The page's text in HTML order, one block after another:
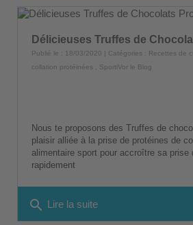
Délicieuses Truffes de
Publié le : 18/03/2020 | Catégories : Recettes de
collation protéinées
SportiVor le Blog
Nous te proposons des Truffes de
plaisir alliée à la prise de protéines de
alimentaire sport pour accroître sa prise
rapidement
search Lire la suite